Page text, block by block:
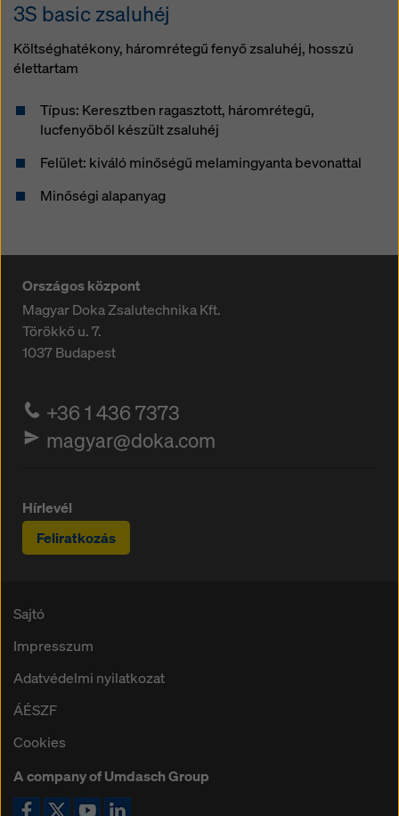
3S basic zsaluhéj
Költséghatékony, háromrétegű fenyő zsaluhéj, hosszú
élettartam
Típus: Keresztben ragasztott, háromrétegű,
lucfenyőből készült zsaluhéj
Felület: kiváló minőségű melamingyanta bevonattal
Minőségi alapanyag
Országos központ
Magyar Doka Zsalutechnika Kft.
Törökkő u. 7.
1037Budapest
+36 1 436 7373
magyar@doka.com
Hírlevél
Feliratkozás
Sajtó
Impresszum
Adatvédelmi nyilatkozat
ÁÉSZF
Cookies
A company of Umdasch Group
Ikon Facebook
Ikon XIkon YouTube
Ikon LinkedIn